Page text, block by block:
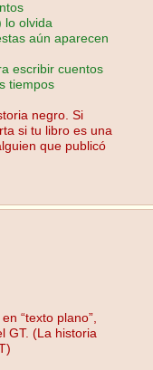
lo olvida
aún aparecen
escribir cuentos
tiempos
negro. Si
si tu libro es una
que publicó
“texto plano”,
GT. (La historia